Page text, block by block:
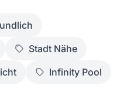
Stadt Nähe
Infinity Pool